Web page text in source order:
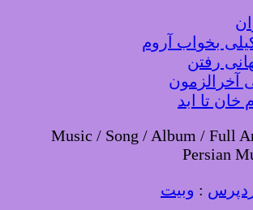
بخواب آروم
رفتن
آخرالزمون
خان تا ابد
Music / Song / Album / Full
Persian
: وبیت